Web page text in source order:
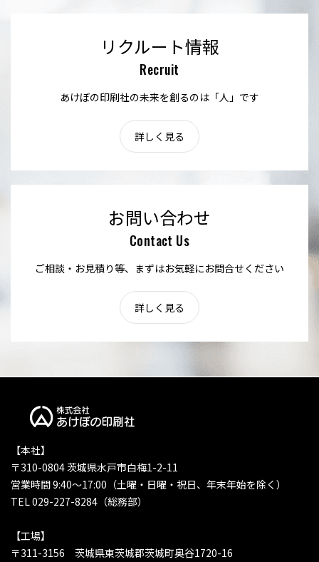
リクルート情報
Recruit
あけぼの印刷社の未来を創るのは「人」です
詳しく見る
お問い合わせ
Contact Us
ご相談・お見積り等、まずはお気軽にお問合せください
詳しく見る
【本社】
〒310-0804 茨城県水戸市白梅1-2-11
営業時間 9:40〜17:00（土曜・日曜・祝日、年末年始を除く）
TEL 029-227-8284（総務部）
【工場】
〒311-3156 茨城県東茨城郡茨城町奥谷1720-16